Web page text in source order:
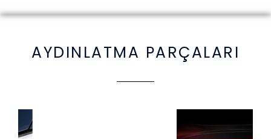
AYDINLATMA PARÇALARI